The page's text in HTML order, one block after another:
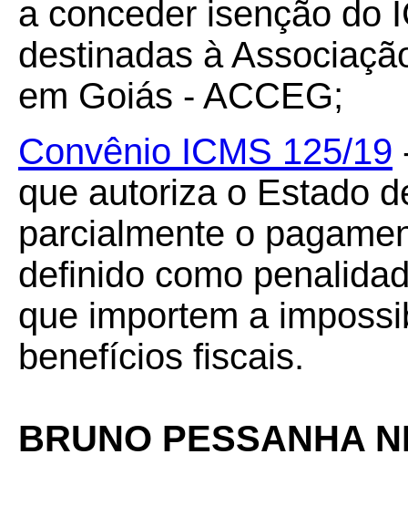
a conceder isenção do
destinadas à
em Goiás - ACCEG;
Convênio ICMS 125/19
que autoriza o Estado
parcialmente o
definido como
que importem a
benefícios fiscais.
BRUNO PESSANHA